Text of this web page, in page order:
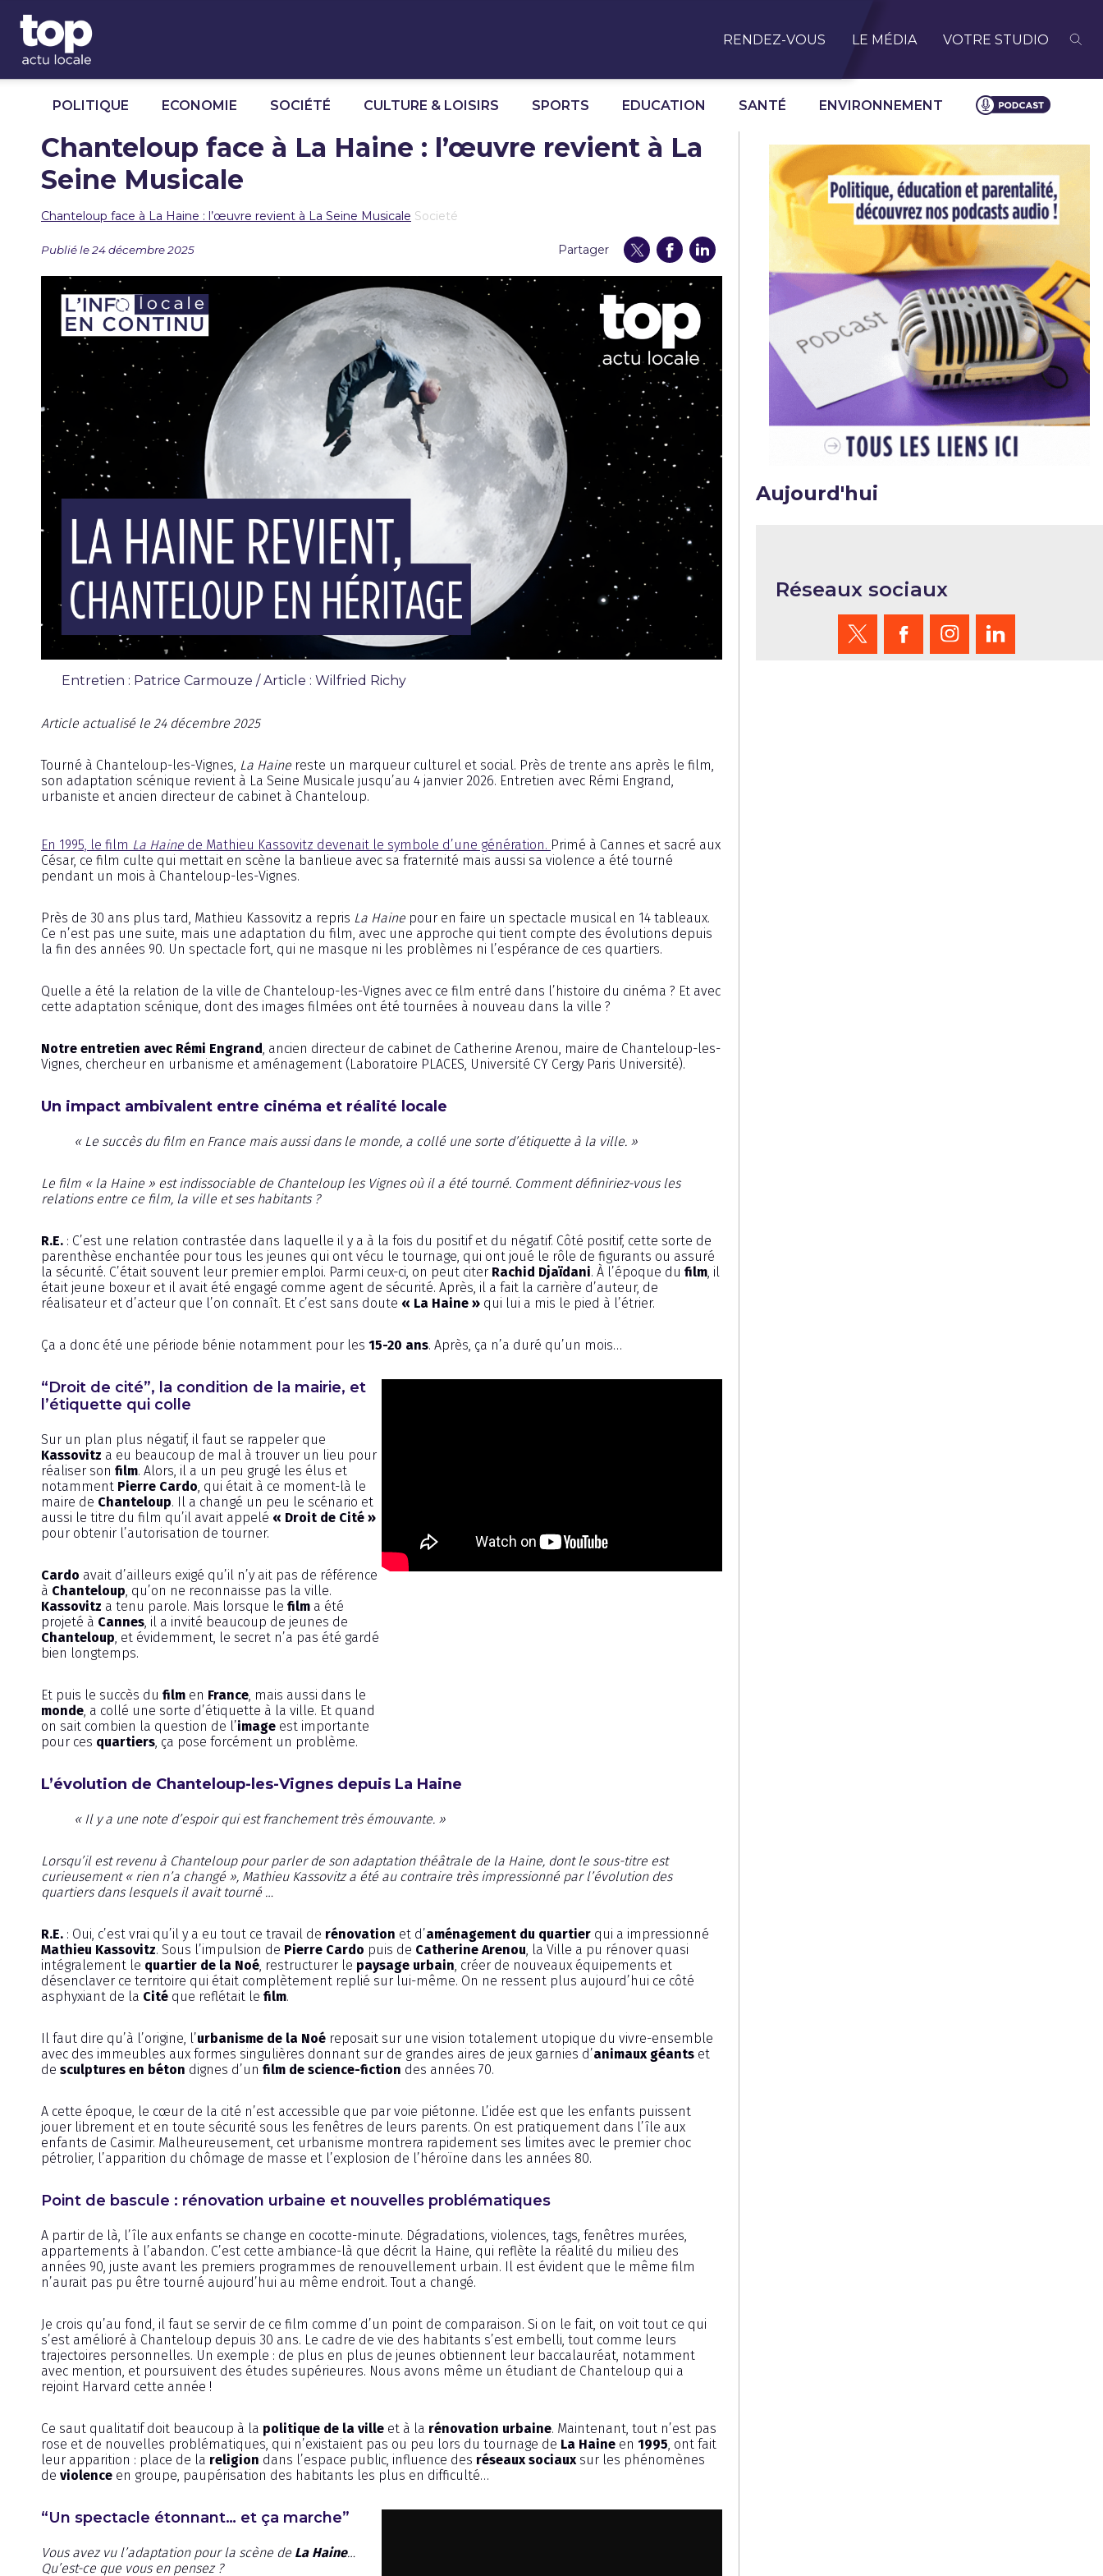
RENDEZ-VOUS LE MÉDIA VOTRE STUDIO
POLITIQUE ECONOMIE SOCIÉTÉ CULTURE & LOISIRS SPORTS EDUCATION SANTÉ ENVIRONNEMENT
Chanteloup face à La Haine : l’œuvre revient à La
Seine Musicale
Chanteloup face à La Haine : l’œuvre revient à La Seine Musicale Societé
Publié le 24 décembre 2025 Partager
Entretien : Patrice Carmouze / Article : Wilfried Richy
Article actualisé le 24 décembre 2025
Tourné à Chanteloup-les-Vignes, La Haine reste un marqueur culturel et social. Près de trente ans après le film,
son adaptation scénique revient à La Seine Musicale jusqu’au 4 janvier 2026. Entretien avec Rémi Engrand,
urbaniste et ancien directeur de cabinet à Chanteloup.
En 1995, le film La Haine de Mathieu Kassovitz devenait le symbole d’une génération. Primé à Cannes et sacré aux
César, ce film culte qui mettait en scène la banlieue avec sa fraternité mais aussi sa violence a été tourné
pendant un mois à Chanteloup-les-Vignes.
Près de 30 ans plus tard, Mathieu Kassovitz a repris La Haine pour en faire un spectacle musical en 14 tableaux.
Ce n’est pas une suite, mais une adaptation du film, avec une approche qui tient compte des évolutions depuis
la fin des années 90. Un spectacle fort, qui ne masque ni les problèmes ni l’espérance de ces quartiers.
Quelle a été la relation de la ville de Chanteloup-les-Vignes avec ce film entré dans l’histoire du cinéma ? Et avec
cette adaptation scénique, dont des images filmées ont été tournées à nouveau dans la ville ?
Notre entretien avec Rémi Engrand, ancien directeur de cabinet de Catherine Arenou, maire de Chanteloup-les-
Vignes, chercheur en urbanisme et aménagement (Laboratoire PLACES, Université CY Cergy Paris Université).
Un impact ambivalent entre cinéma et réalité locale
« Le succès du film en France mais aussi dans le monde, a collé une sorte d’étiquette à la ville. »
Le film « la Haine » est indissociable de Chanteloup les Vignes où il a été tourné. Comment définiriez-vous les
relations entre ce film, la ville et ses habitants ?
R.E. : C’est une relation contrastée dans laquelle il y a à la fois du positif et du négatif. Côté positif, cette sorte de
parenthèse enchantée pour tous les jeunes qui ont vécu le tournage, qui ont joué le rôle de figurants ou assuré
la sécurité. C’était souvent leur premier emploi. Parmi ceux-ci, on peut citer Rachid Djaïdani. À l’époque du film, il
était jeune boxeur et il avait été engagé comme agent de sécurité. Après, il a fait la carrière d’auteur, de
réalisateur et d’acteur que l’on connaît. Et c’est sans doute « La Haine » qui lui a mis le pied à l’étrier.
Ça a donc été une période bénie notamment pour les 15-20 ans. Après, ça n’a duré qu’un mois…
“Droit de cité”, la condition de la mairie, et
l’étiquette qui colle
Sur un plan plus négatif, il faut se rappeler que
Kassovitz a eu beaucoup de mal à trouver un lieu pour
réaliser son film. Alors, il a un peu grugé les élus et
notamment Pierre Cardo, qui était à ce moment-là le
maire de Chanteloup. Il a changé un peu le scénario et
aussi le titre du film qu’il avait appelé « Droit de Cité »
pour obtenir l’autorisation de tourner.
Cardo avait d’ailleurs exigé qu’il n’y ait pas de référence
à Chanteloup, qu’on ne reconnaisse pas la ville.
Kassovitz a tenu parole. Mais lorsque le film a été
projeté à Cannes, il a invité beaucoup de jeunes de
Chanteloup, et évidemment, le secret n’a pas été gardé
bien longtemps.
Et puis le succès du film en France, mais aussi dans le
monde, a collé une sorte d’étiquette à la ville. Et quand
on sait combien la question de l’image est importante
pour ces quartiers, ça pose forcément un problème.
L’évolution de Chanteloup-les-Vignes depuis La Haine
« Il y a une note d’espoir qui est franchement très émouvante. »
Lorsqu’il est revenu à Chanteloup pour parler de son adaptation théâtrale de la Haine, dont le sous-titre est
curieusement « rien n’a changé », Mathieu Kassovitz a été au contraire très impressionné par l’évolution des
quartiers dans lesquels il avait tourné …
R.E. : Oui, c’est vrai qu’il y a eu tout ce travail de rénovation et d’aménagement du quartier qui a impressionné
Mathieu Kassovitz. Sous l’impulsion de Pierre Cardo puis de Catherine Arenou, la Ville a pu rénover quasi
intégralement le quartier de la Noé, restructurer le paysage urbain, créer de nouveaux équipements et
désenclaver ce territoire qui était complètement replié sur lui-même. On ne ressent plus aujourd’hui ce côté
asphyxiant de la Cité que reflétait le film.
Il faut dire qu’à l’origine, l’urbanisme de la Noé reposait sur une vision totalement utopique du vivre-ensemble
avec des immeubles aux formes singulières donnant sur de grandes aires de jeux garnies d’animaux géants et
de sculptures en béton dignes d’un film de science-fiction des années 70.
A cette époque, le cœur de la cité n’est accessible que par voie piétonne. L’idée est que les enfants puissent
jouer librement et en toute sécurité sous les fenêtres de leurs parents. On est pratiquement dans l’île aux
enfants de Casimir. Malheureusement, cet urbanisme montrera rapidement ses limites avec le premier choc
pétrolier, l’apparition du chômage de masse et l’explosion de l’héroïne dans les années 80.
Point de bascule : rénovation urbaine et nouvelles problématiques
A partir de là, l’île aux enfants se change en cocotte-minute. Dégradations, violences, tags, fenêtres murées,
appartements à l’abandon. C’est cette ambiance-là que décrit la Haine, qui reflète la réalité du milieu des
années 90, juste avant les premiers programmes de renouvellement urbain. Il est évident que le même film
n’aurait pas pu être tourné aujourd’hui au même endroit. Tout a changé.
Je crois qu’au fond, il faut se servir de ce film comme d’un point de comparaison. Si on le fait, on voit tout ce qui
s’est amélioré à Chanteloup depuis 30 ans. Le cadre de vie des habitants s’est embelli, tout comme leurs
trajectoires personnelles. Un exemple : de plus en plus de jeunes obtiennent leur baccalauréat, notamment
avec mention, et poursuivent des études supérieures. Nous avons même un étudiant de Chanteloup qui a
rejoint Harvard cette année !
Ce saut qualitatif doit beaucoup à la politique de la ville et à la rénovation urbaine. Maintenant, tout n’est pas
rose et de nouvelles problématiques, qui n’existaient pas ou peu lors du tournage de La Haine en 1995, ont fait
leur apparition : place de la religion dans l’espace public, influence des réseaux sociauxsur les phénomènes
de violence en groupe, paupérisation des habitants les plus en difficulté…
“Un spectacle étonnant… et ça marche”
Vous avez vu l’adaptation pour la scène de La Haine…
Qu’est-ce que vous en pensez ?
Aujourd'hui
Réseaux sociaux